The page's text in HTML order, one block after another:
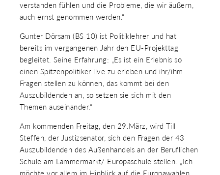
verstanden fühlen und die Probleme, die wir äußern,
auch ernst genommen werden.“
Gunter Dörsam (BS 10) ist Politiklehrer und hat
bereits im vergangenen Jahr den EU-Projekttag
begleitet. Seine Erfahrung: „Es ist ein Erlebnis so
einen Spitzenpolitiker live zu erleben und ihr/ihm
Fragen stellen zu können, das kommt bei den
Auszubildenden an, so setzen sie sich mit den
Themen auseinander.“
Am kommenden Freitag, den 29.März, wird Till
Steffen, der Justizsenator, sich den Fragen der 43
Auszubildenden des Außenhandels an der Beruflichen
Schule am Lämmermarkt/ Europaschule stellen: „Ich
möchte vor allem im Hinblick auf die Europawahlen